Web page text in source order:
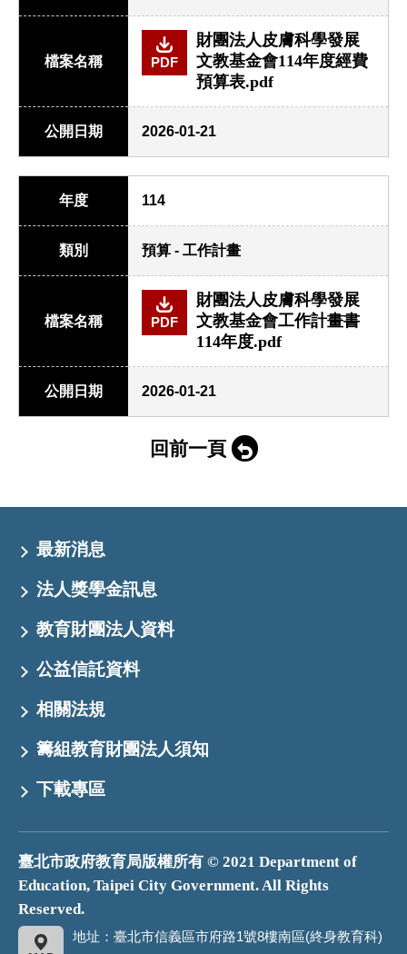
檔案名稱 PDF
財團法人皮膚科學發展
文教基金會114年度經費
預算表.pdf
公開日期 2026-01-21
年度 114
類別 預算 - 工作計畫
檔案名稱 PDF
財團法人皮膚科學發展
文教基金會工作計畫書
114年度.pdf
公開日期 2026-01-21
回前一頁
最新消息
法人獎學金訊息
教育財團法人資料
公益信託資料
相關法規
籌組教育財團法人須知
下載專區
臺北市政府教育局版權所有 © 2021 Department of
Education, Taipei City Government. All Rights
Reserved.
地址：臺北市信義區市府路1號8樓南區(終身教育科)